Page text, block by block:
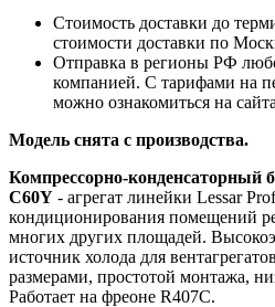
Стоимость доставки до
стоимости доставки по
Отправка в регионы РФ
компанией. С тарифами на
можно ознакомиться на
Модель снята с производства.
Компрессорно-конденсаторный
C60Y - агрегат линейки Lessar
кондиционирования помещений
многих других площадей.
источник холода для
размерами, простотой монтажа,
Работает на фреоне R407C.